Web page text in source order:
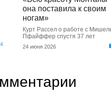
4
она поставила к своим
ногам»
Курт Рассел о работе с
Пфайффер спустя 37 лет
24 июня 2026